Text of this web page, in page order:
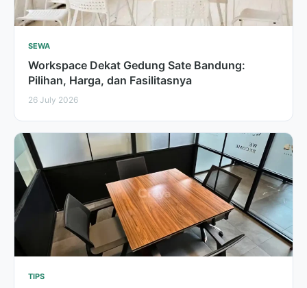
SEWA
Workspace Dekat Gedung Sate Bandung:
Pilihan, Harga, dan Fasilitasnya
26 July 2026
TIPS